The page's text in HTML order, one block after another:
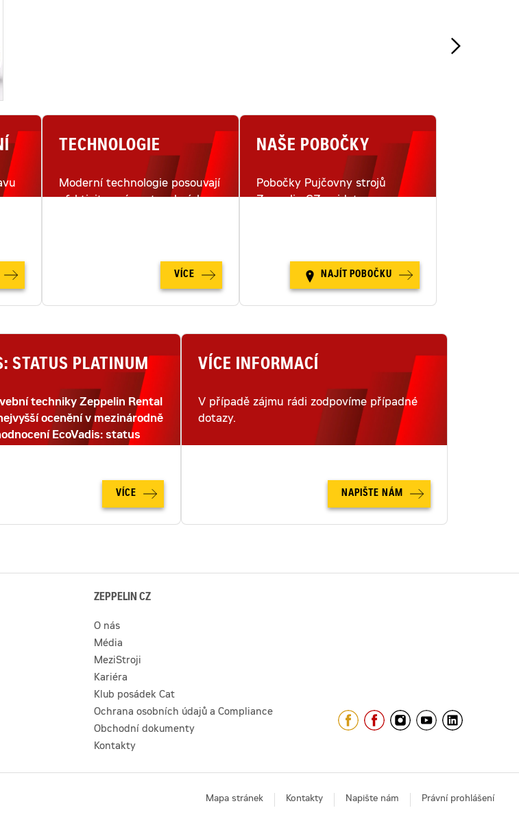
TECHNOLOGIE
Moderní technologie posouvají
efektivitu práce stavebních
VÍCE
NAŠE POBOČKY
Pobočky Pujčovny strojů
Zeppelin CZ najdete na
NAJÍT POBOČKU
STATUS PLATINUM
techniky Zeppelin Rental
ocenění v mezinárodně
EcoVadis: status
VÍCE
VÍCE INFORMACÍ
V případě zájmu rádi zodpovíme případné
dotazy.
NAPIŠTE NÁM
ZEPPELIN CZ
O nás
Média
MeziStroji
Kariéra
Klub posádek Cat
Ochrana osobních údajů a Compliance
Obchodní dokumenty
Kontakty
Mapa stránek Kontakty Napište nám Právní prohlášení